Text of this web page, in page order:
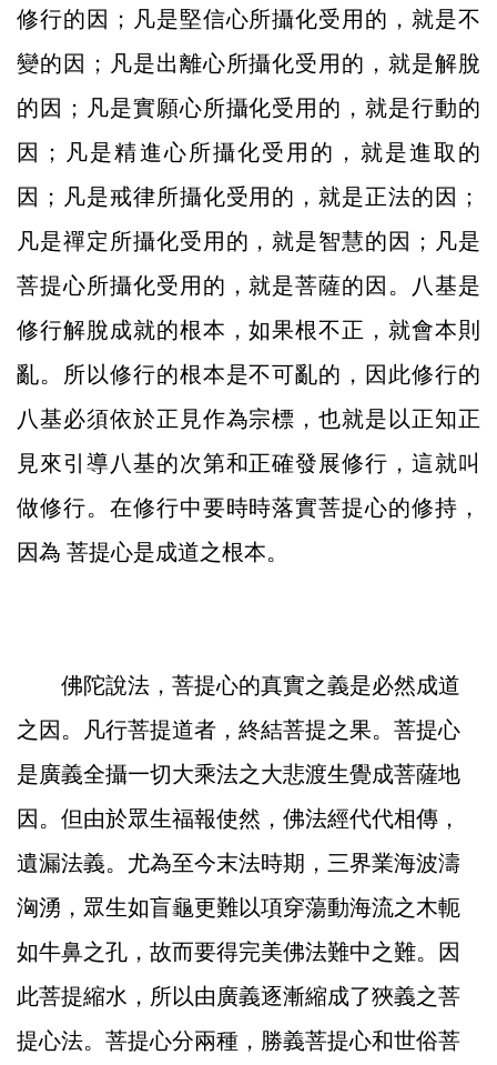
修行的因；凡是堅信心所攝化受用的，就是不
變的因；凡是出離心所攝化受用的，就是解脫
的因；凡是實願心所攝化受用的，就是行動的
因；凡是精進心所攝化受用的，就是進取的
因；凡是戒律所攝化受用的，就是正法的因；
凡是禪定所攝化受用的，就是智慧的因；凡是
菩提心所攝化受用的，就是菩薩的因。八基是
修行解脫成就的根本，如果根不正，就會本則
亂。所以修行的根本是不可亂的，因此修行的
八基必須依於正見作為宗標，也就是以正知正
見來引導八基的次第和正確發展修行，這就叫
做修行。在修行中要時時落實菩提心的修持，
因為 菩提心是成道之根本。
佛陀說法，菩提心的真實之義是必然成道
之因。凡行菩提道者，終結菩提之果。菩提心
是廣義全攝一切大乘法之大悲渡生覺成菩薩地
因。但由於眾生福報使然，佛法經代代相傳，
遺漏法義。尤為至今末法時期，三界業海波濤
洶湧，眾生如盲龜更難以項穿蕩動海流之木軛
如牛鼻之孔，故而要得完美佛法難中之難。因
此菩提縮水，所以由廣義逐漸縮成了狹義之菩
提心法。菩提心分兩種，勝義菩提心和世俗菩